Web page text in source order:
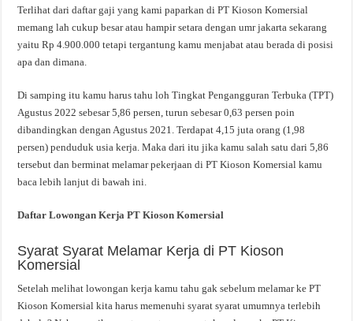
Terlihat dari daftar gaji yang kami paparkan di PT Kioson Komersial
memang lah cukup besar atau hampir setara dengan umr jakarta sekarang
yaitu Rp 4.900.000 tetapi tergantung kamu menjabat atau berada di posisi
apa dan dimana.
Di samping itu kamu harus tahu loh Tingkat Pengangguran Terbuka (TPT)
Agustus 2022 sebesar 5,86 persen, turun sebesar 0,63 persen poin
dibandingkan dengan Agustus 2021. Terdapat 4,15 juta orang (1,98
persen) penduduk usia kerja. Maka dari itu jika kamu salah satu dari 5,86
tersebut dan berminat melamar pekerjaan di PT Kioson Komersial kamu
baca lebih lanjut di bawah ini.
Daftar Lowongan Kerja PT Kioson Komersial
Syarat Syarat Melamar Kerja di PT Kioson
Komersial
Setelah melihat lowongan kerja kamu tahu gak sebelum melamar ke PT
Kioson Komersial kita harus memenuhi syarat syarat umumnya terlebih